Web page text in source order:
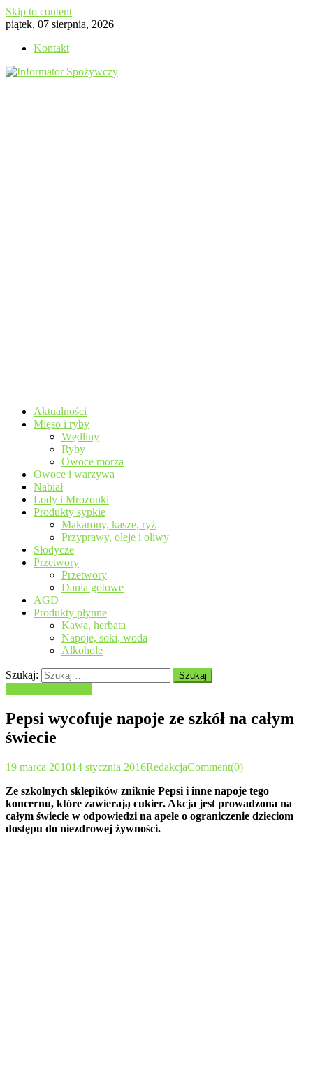
Skip to content
piątek, 07 sierpnia, 2026
Kontakt
Aktualności
Mięso i ryby
Wędliny
Ryby
Owoce morza
Owoce i warzywa
Nabiał
Lody i Mrożonki
Produkty sypkie
Makarony, kasze, ryż
Przyprawy, oleje i oliwy
Słodycze
Przetwory
Przetwory
Dania gotowe
AGD
Produkty płynne
Kawa, herbata
Napoje, soki, woda
Alkohole
Szukaj:
Pepsi wycofuje napoje ze szkół na całym
świecie
19 marca 201014 stycznia 2016RedakcjaComment(0)
Ze szkolnych sklepików zniknie Pepsi i inne napoje tego
koncernu, które zawierają cukier. Akcja jest prowadzona na
całym świecie w odpowiedzi na apele o ograniczenie dzieciom
dostępu do niezdrowej żywności.